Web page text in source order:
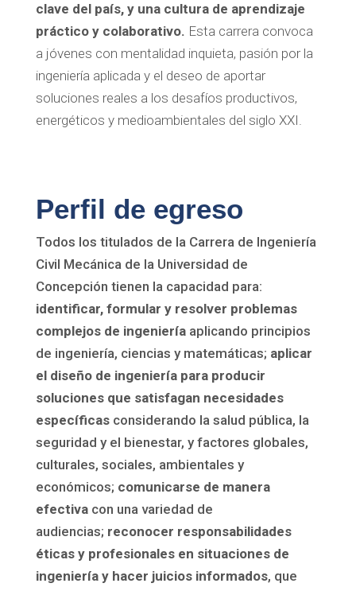
clave del país, y una cultura de aprendizaje
práctico y colaborativo. Esta carrera convoca
a jóvenes con mentalidad inquieta, pasión por la
ingeniería aplicada y el deseo de aportar
soluciones reales a los desafíos productivos,
energéticos y medioambientales del siglo XXI.
Perfil de egreso
Todos los titulados de la Carrera de Ingeniería
Civil Mecánica de la Universidad de
Concepción tienen la capacidad para:
identificar, formular y resolver problemas
complejos de ingeniería aplicando principios
de ingeniería, ciencias y matemáticas; aplicar
el diseño de ingeniería para producir
soluciones que satisfagan necesidades
específicas considerando la salud pública, la
seguridad y el bienestar, y factores globales,
culturales, sociales, ambientales y
económicos; comunicarse de manera
efectivacon una variedad de
audiencias; reconocer responsabilidades
éticas y profesionales en situaciones de
ingeniería y hacer juicios informados, que